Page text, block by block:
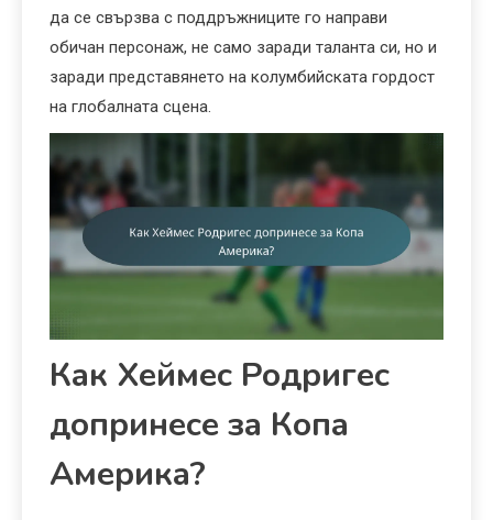
да се свързва с поддръжниците го направи
обичан персонаж, не само заради таланта си, но и
заради представянето на колумбийската гордост
на глобалната сцена.
Как Хеймес Родригес
допринесе за Копа
Америка?